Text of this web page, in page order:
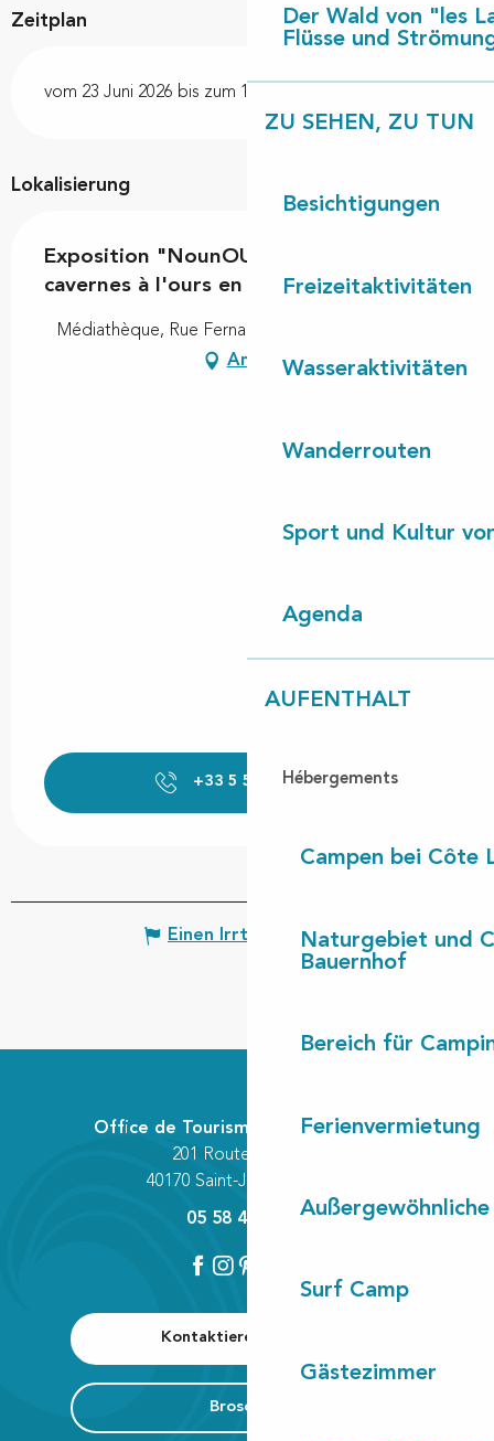
Der Wald von "les
Flüsse und
ZU SEHEN, ZU TUN
Besichtigungen
Freizeitaktivitäten
Wasseraktivitäten
Wanderrouten
Sport und Kultur
Agenda
AUFENTHALT
Hébergements
Campen bei Côte
Naturgebiet und
Bauernhof
Bereich für
Ferienvermietung
Surf Camp
Gästezimmer
Zeitplan
vom 23 Juni 2026 bis zum 19 August 2026
Lokalisierung
Exposition "NounOURS, de l'ours des
cavernes à l'ours en peluche"
Médiathèque, Rue Fernand Duboscq, 40550 Léon
Anfahrt
+33 5 58 48 70▒▒
Einen Irrtum angeben
Kontaktieren Sie uns
Broschüre
Office de Tourisme Communautaire
201 Route des Lacs
40170 Saint-Julien-en-Born
05 58 42 89 80